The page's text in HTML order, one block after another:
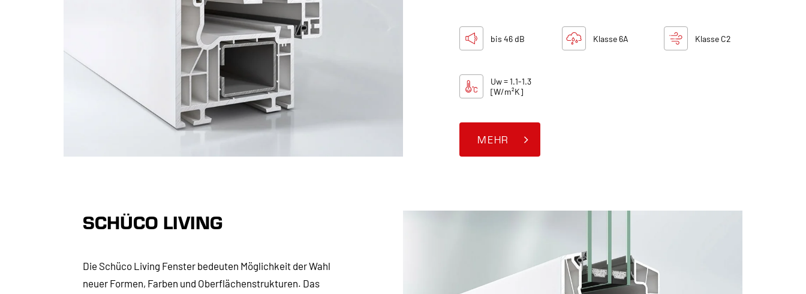
bis 46 dB Klasse 6A Klasse C2
Uw = 1.1-1.3
[W/m²K]
MEHR
SCHÜCO LIVING
Die Schüco Living Fenster bedeuten Möglichkeit der Wahl
neuer Formen, Farben und Oberflächenstrukturen. Das